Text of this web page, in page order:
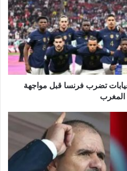
2022.. الغيابات تضرب فرنسا قبل مواجهة
المغرب